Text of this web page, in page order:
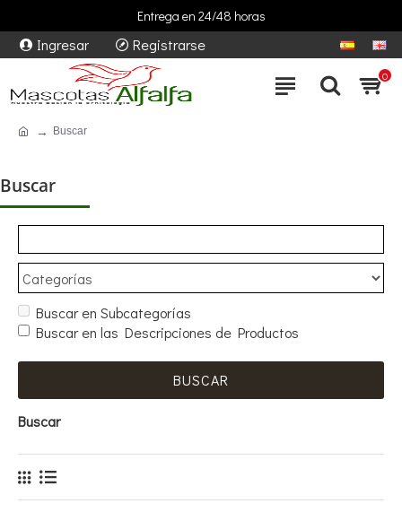
Entrega en 24/48 horas
Ingresar Registrarse
0
Buscar
Buscar
Buscar en Subcategorías
Buscar en las Descripciones de Productos
BUSCAR
Buscar